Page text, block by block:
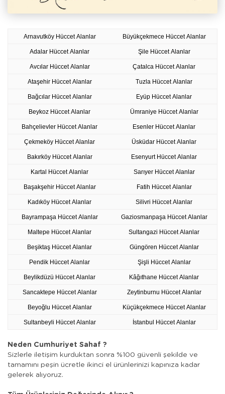
Arnavutköy Hüccet Alanlar Büyükçekmece Hüccet Alanlar
Adalar Hüccet Alanlar Şile Hüccet Alanlar
Avcılar Hüccet Alanlar Çatalca Hüccet Alanlar
Ataşehir Hüccet Alanlar Tuzla Hüccet Alanlar
Bağcılar Hüccet Alanlar Eyüp Hüccet Alanlar
Beykoz Hüccet Alanlar Ümraniye Hüccet Alanlar
Bahçelievler Hüccet Alanlar Esenler Hüccet Alanlar
Çekmeköy Hüccet Alanlar Üsküdar Hüccet Alanlar
Bakırköy Hüccet Alanlar Esenyurt Hüccet Alanlar
Kartal Hüccet Alanlar Sarıyer Hüccet Alanlar
Başakşehir Hüccet Alanlar Fatih Hüccet Alanlar
Kadıköy Hüccet Alanlar Silivri Hüccet Alanlar
Bayrampaşa Hüccet Alanlar Gaziosmanpaşa Hüccet Alanlar
Maltepe Hüccet Alanlar Sultangazi Hüccet Alanlar
Beşiktaş Hüccet Alanlar Güngören Hüccet Alanlar
Pendik Hüccet Alanlar Şişli Hüccet Alanlar
Beylikdüzü Hüccet Alanlar Kâğıthane Hüccet Alanlar
Sancaktepe Hüccet Alanlar Zeytinburnu Hüccet Alanlar
Beyoğlu Hüccet Alanlar Küçükçekmece Hüccet Alanlar
Sultanbeyli Hüccet Alanlar İstanbul Hüccet Alanlar
Neden Cumhuriyet Sahaf ?
Sizlerle iletişim kurduktan sonra %100 güvenli şekilde ve
tamamını peşin ücretle ikinci el ürünlerinizi kapınıza kadar
gelerek alıyoruz.